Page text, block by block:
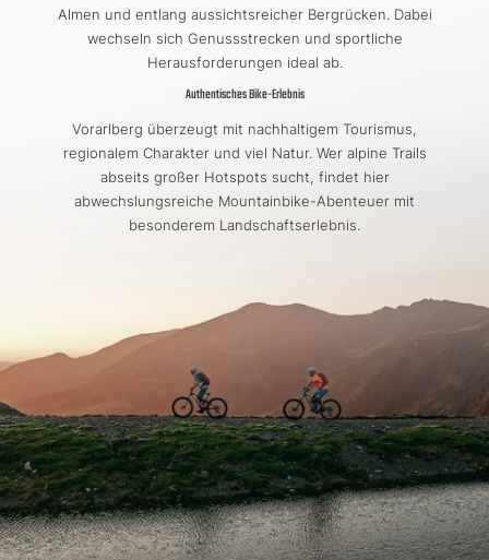
Almen und entlang aussichtsreicher Bergrücken. Dabei
wechseln sich Genussstrecken und sportliche
Herausforderungen ideal ab.
Authentisches Bike-Erlebnis
Vorarlberg überzeugt mit nachhaltigem Tourismus,
regionalem Charakter und viel Natur. Wer alpine Trails
abseits großer Hotspots sucht, findet hier
abwechslungsreiche Mountainbike-Abenteuer mit
besonderem Landschaftserlebnis.